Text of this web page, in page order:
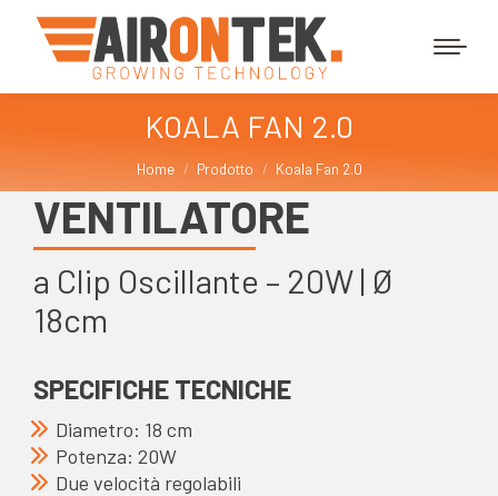
KOALA FAN 2.0
Tu sei qui:
Home Prodotto Koala Fan 2.0
VENTILATORE
a Clip Oscillante – 20W | Ø
18cm
SPECIFICHE TECNICHE
Diametro: 18 cm
Potenza: 20W
Due velocità regolabili